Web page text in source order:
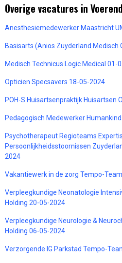
Overige vacatures in
Anesthesiemedewerker Maastricht
Basisarts (Anios Zuyderland
Medisch Technicus Logic Medical 01-
Opticien Specsavers 18-05-2024
POH-S Huisartsenpraktijk Huisartsen
Pedagogisch Medewerker
Psychotherapeut Regioteams
Persoonlijkheidsstoornissen
2024
Vakantiewerk in de zorg Tempo-
Verpleegkundige Neonatologie
Holding 20-05-2024
Verpleegkundige Neurologie &
Holding 06-05-2024
Verzorgende IG Parkstad Tempo-